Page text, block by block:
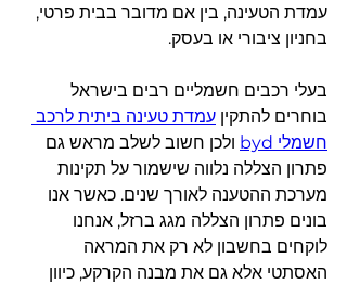
עמדת הטעינה, בין אם מדובר בבית פרטי,
בחניון ציבורי או בעסק.
בעלי רכבים חשמליים רבים בישראל
בוחרים להתקין עמדת טעינה ביתית לרכב
חשמלי byd
ולכן חשוב לשלב מראש גם
פתרון הצללה נלווה שישמור על תקינות
מערכת ההטענה לאורך שנים. כאשר אנו
בונים פתרון הצללה מגג ברזל, אנחנו
לוקחים בחשבון לא רק את המראה
האסתטי אלא גם את מבנה הקרקע, כיוון